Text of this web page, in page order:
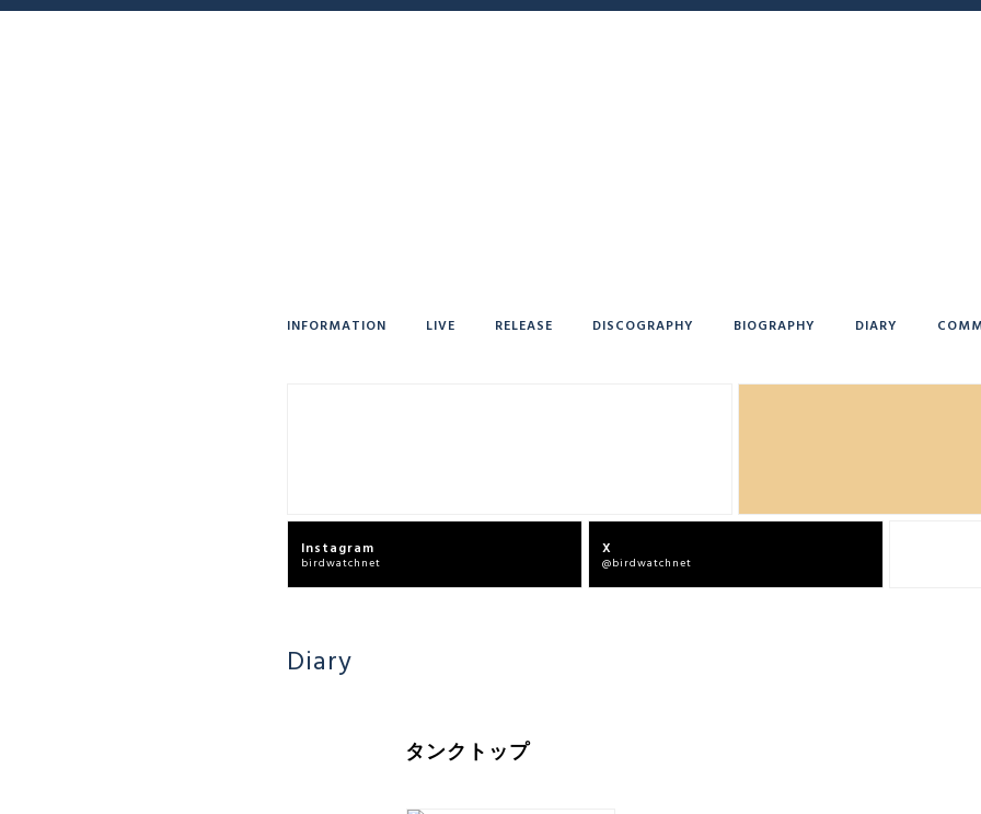
INFORMATION LIVE RELEASE DISCOGRAPHY BIOGRAPHY DIARY
Instagram
birdwatchnet
X
@birdwatchnet
Diary
タンクトップ